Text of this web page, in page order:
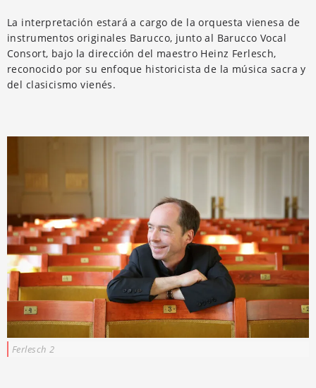
La interpretación estará a cargo de la orquesta vienesa de
instrumentos originales Barucco, junto al Barucco Vocal
Consort, bajo la dirección del maestro Heinz Ferlesch,
reconocido por su enfoque historicista de la música sacra y
del clasicismo vienés.
Ferlesch 2